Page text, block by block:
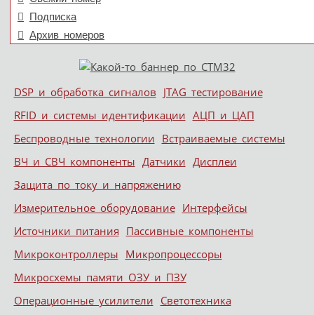
Подписка
Архив номеров
Меню
Skip to content
DSP и обработка сигналов JTAG тестирование
RFID и системы идентификации АЦП и ЦАП
Беспроводные технологии Встраиваемые системы
ВЧ и СВЧ компоненты Датчики Дисплеи
Защита по току и напряжению
Измерительное оборудование Интерфейсы
Источники питания Пассивные компоненты
Микроконтроллеры Микропроцессоры
Микросхемы памяти ОЗУ и ПЗУ
Операционные усилители Светотехника